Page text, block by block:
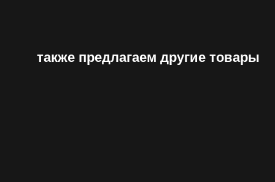
также предлагаем другие товары